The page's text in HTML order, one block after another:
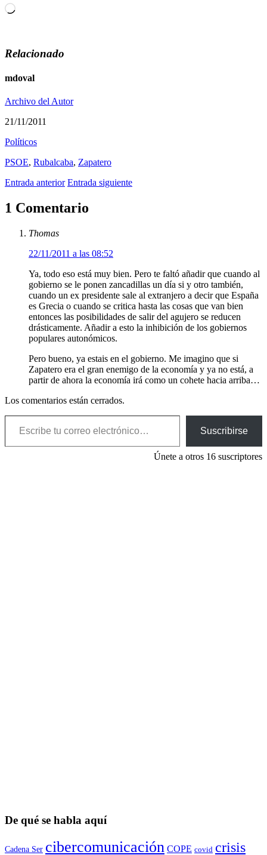
Cargando...
Relacionado
mdoval
Archivo del Autor
21/11/2011
Polí­ticos
PSOE, Rubalcaba, Zapatero
Entrada anterior Entrada siguiente
1 Comentario
Thomas
22/11/2011 a las 08:52
Ya, todo eso está muy bien. Pero te faltó añadir que cuando al
gobierno se le ponen zancadillas un día si y otro también,
cuando un ex presidente sale al extranjero a decir que España
es Grecia o cuando se critica hasta las cosas que van bien
entonces las posibilidades de salir del agujero se reducen
drásticamente. Añadir a esto la inhibición de los gobiernos
populares autonómicos.
Pero bueno, ya estais en el gobierno. Me imagino que si
Zapatero era el gran enemigo de la economía y ya no está, a
partir de ahora la economía irá como un cohete hacia arriba…
Los comentarios están cerrados.
Escribe tu correo electrónico…
Suscribirse
Únete a otros 16 suscriptores
De qué se habla aquí
Cadena Ser cibercomunicación COPE covid crisis